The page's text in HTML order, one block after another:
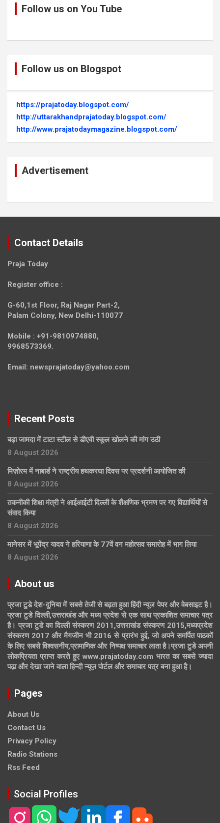
Follow us on You Tube
Follow us on Blogspot
https://prajatoday.blogspot.com/
http://uttarakhandprajatoday.blogspot.com/
http://www.prajatodaymagazine.blogspot.com/
Advertisement
Contact Details
Praja Today
Register office :
G-60,1st Floor, Raj Nagar Part-2,
Palam Colony, New Delhi-110077
Mobile : +91-9810974880,
9968573369.
Email: newsprajatoday@yahoo.com
Recent Posts
बड़ा जामदा में टाटा स्टील से डीएवी स्कूल खोलने की मांग उठी
8 August 2026
मिज़ोरम में नाबार्ड ने राष्ट्रीय हथकरघा दिवस पर प्रदर्शनी आयोजित की
8 August 2026
तकनीकी शिक्षा मंत्री ने आईआईटी दिल्ली के शैक्षणिक भ्रमण पर गए विद्यार्थियों से
संवाद किया
8 August 2026
मानेसर में भूपेंद्र यादव ने हरियाणा के 77वें वन महोत्सव समारोह में भाग लिया
8 August 2026
About us
प्रजा टुडे देश-दुनिया में सबसे तेजी से बढ़ता हुआ हिंदी न्यूज पेपर और वेबसाइट है।
प्रजा टुडे दिल्ली,उत्तराखंड और मध्य प्रदेश से एक साथ प्रकाशित समाचार पत्र
है। प्रजा टुडे का दिल्ली संस्करण 2011,उत्तराखंड संस्करण 2015,मध्यप्रदेश
संस्करण 2017 और मैगजीन भी 2016 से प्रारंभ हुई, जो अपने समर्पित पाठकों
के लिए सबसे विश्वसनीय,प्रामाणिक और निष्पक्ष समाचार लाता है।प्रजा टुडे अपनी
लोकप्रियता प्राप्त करते हुए www.prajatoday.com भारत का सबसे ज्यादा
पढ़ा और देखा जाने वाला हिन्दी न्यूज़ पोर्टल और समाचार पत्र बना हुआ है।
Pages
About Us
Contact Us
Privacy Policy
Radio Stations
Rss Feed
Social Profiles